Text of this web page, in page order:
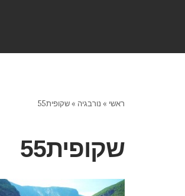
ראשי » נורבגיה »שקופית55
שקופית55